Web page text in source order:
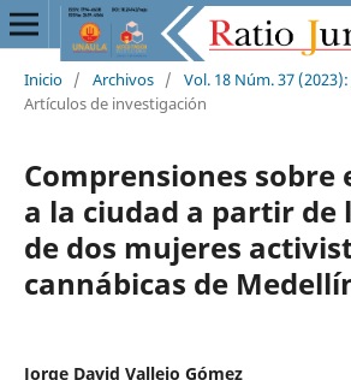
Inicio / Archivos / Vol. 18 Núm. 37
Artículos de investigación
Comprensiones sobre
a la ciudad a partir de
de dos mujeres
cannábicas de
Jorge David Vallejo Gómez